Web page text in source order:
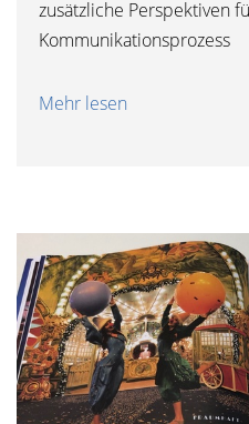
zusätzliche Perspektiven
Kommunikationsprozess
Mehr lesen